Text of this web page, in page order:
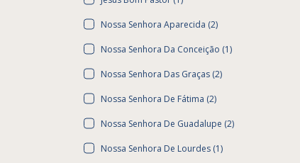
Nossa Senhora Aparecida (2)
Nossa Senhora Da Conceição (1)
Nossa Senhora Das Graças (2)
Nossa Senhora De Fátima (2)
Nossa Senhora De Guadalupe (2)
Nossa Senhora De Lourdes (1)